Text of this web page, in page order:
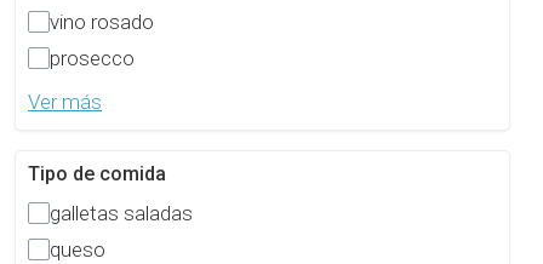
vino rosado
prosecco
Ver más
Tipo de comida
galletas saladas
queso